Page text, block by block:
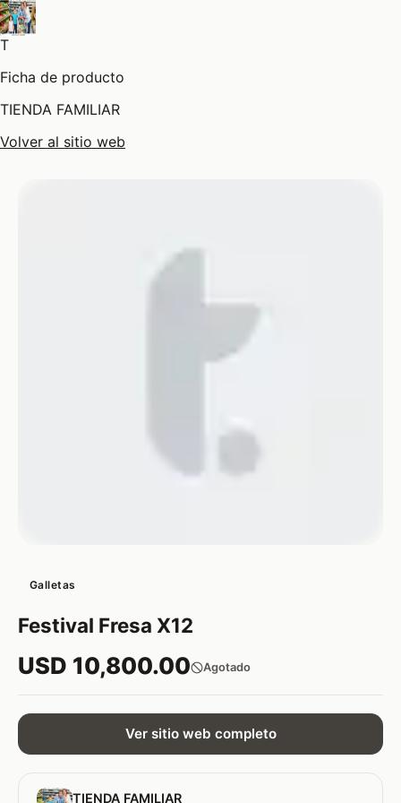
T
Ficha de producto
TIENDA FAMILIAR
Volver al sitio web
Galletas
Festival Fresa X12
USD 10,800.00 Agotado
Ver sitio web completo
TIENDA FAMILIAR